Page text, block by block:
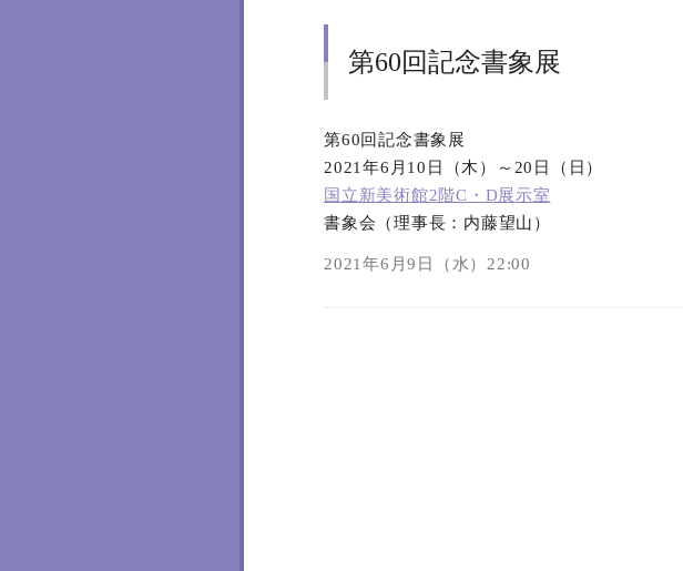
第60回記念書象展
第60回記念書象展
2021年6月10日（木）～20日（日）
国立新美術館2階C・D展示室
書象会（理事長：内藤望山）
2021年6月9日（水）22:00